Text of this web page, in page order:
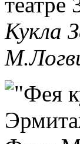
Кукла